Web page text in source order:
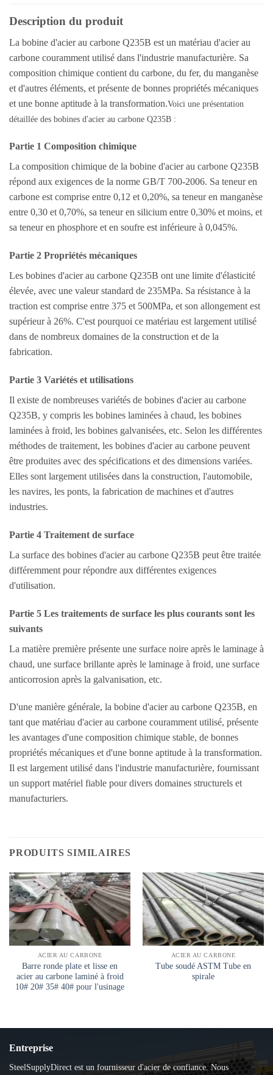
Description du produit
La bobine d'acier au carbone Q235B est un matériau d'acier au
carbone couramment utilisé dans l'industrie manufacturière. Sa
composition chimique contient du carbone, du fer, du manganèse
et d'autres éléments, et présente de bonnes propriétés mécaniques
et une bonne aptitude à la transformation.Voici une présentation
détaillée des bobines d'acier au carbone Q235B :
Partie 1 Composition chimique
La composition chimique de la bobine d'acier au carbone Q235B
répond aux exigences de la norme GB/T 700-2006. Sa teneur en
carbone est comprise entre 0,12 et 0,20%, sa teneur en manganèse
entre 0,30 et 0,70%, sa teneur en silicium entre 0,30% et moins, et
sa teneur en phosphore et en soufre est inférieure à 0,045%.
Partie 2 Propriétés mécaniques
Les bobines d'acier au carbone Q235B ont une limite d'élasticité
élevée, avec une valeur standard de 235MPa. Sa résistance à la
traction est comprise entre 375 et 500MPa, et son allongement est
supérieur à 26%. C'est pourquoi ce matériau est largement utilisé
dans de nombreux domaines de la construction et de la
fabrication.
Partie 3 Variétés et utilisations
Il existe de nombreuses variétés de bobines d'acier au carbone
Q235B, y compris les bobines laminées à chaud, les bobines
laminées à froid, les bobines galvanisées, etc. Selon les différentes
méthodes de traitement, les bobines d'acier au carbone peuvent
être produites avec des spécifications et des dimensions variées.
Elles sont largement utilisées dans la construction, l'automobile,
les navires, les ponts, la fabrication de machines et d'autres
industries.
Partie 4 Traitement de surface
La surface des bobines d'acier au carbone Q235B peut être traitée
différemment pour répondre aux différentes exigences
d'utilisation.
Partie 5 Les traitements de surface les plus courants sont les
suivants
La matière première présente une surface noire après le laminage à
chaud, une surface brillante après le laminage à froid, une surface
anticorrosion après la galvanisation, etc.
D'une manière générale, la bobine d'acier au carbone Q235B, en
tant que matériau d'acier au carbone couramment utilisé, présente
les avantages d'une composition chimique stable, de bonnes
propriétés mécaniques et d'une bonne aptitude à la transformation.
Il est largement utilisé dans l'industrie manufacturière, fournissant
un support matériel fiable pour divers domaines structurels et
manufacturiers.
PRODUITS SIMILAIRES
ACIER AU CARBONE
Barre ronde plate et lisse en
acier au carbone laminé à froid
10# 20# 35# 40# pour l'usinage
ACIER AU CARBONE
Tube soudé ASTM Tube en
spirale
Entreprise
SteelSupplyDirect est un fournisseur d'acier de confiance. Nous